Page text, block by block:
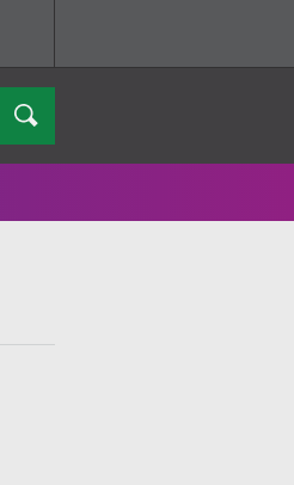
Chwilio